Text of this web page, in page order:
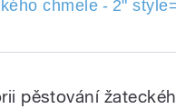
chmele - 2"
pěstování